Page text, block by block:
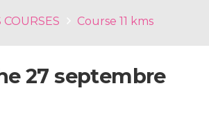
COURSES Course 11 kms
27 septembre